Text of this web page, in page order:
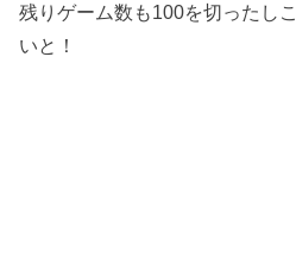
残りゲーム数も100を切ったし
いと！